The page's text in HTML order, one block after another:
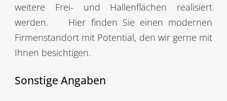
weitere Frei- und Hallenflächen realisiert
werden.
Hier finden Sie einen modernen
Firmenstandort mit Potential, den wir gerne mit
Ihnen besichtigen.
Sonstige Angaben